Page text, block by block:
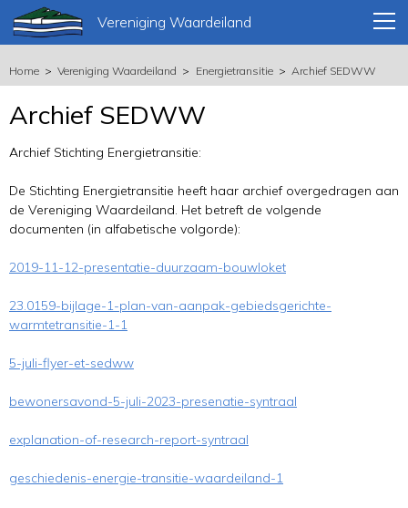
Vereniging Waardeiland
Home Vereniging Waardeiland Energietransitie Archief SEDWW
Archief SEDWW
Archief Stichting Energietransitie:
De Stichting Energietransitie heeft haar archief overgedragen aan
de Vereniging Waardeiland. Het betreft de volgende
documenten (in alfabetische volgorde):
2019-11-12-presentatie-duurzaam-bouwloket
23.0159-bijlage-1-plan-van-aanpak-gebiedsgerichte-
warmtetransitie-1-1
5-juli-flyer-et-sedww
bewonersavond-5-juli-2023-presenatie-syntraal
explanation-of-research-report-syntraal
geschiedenis-energie-transitie-waardeiland-1